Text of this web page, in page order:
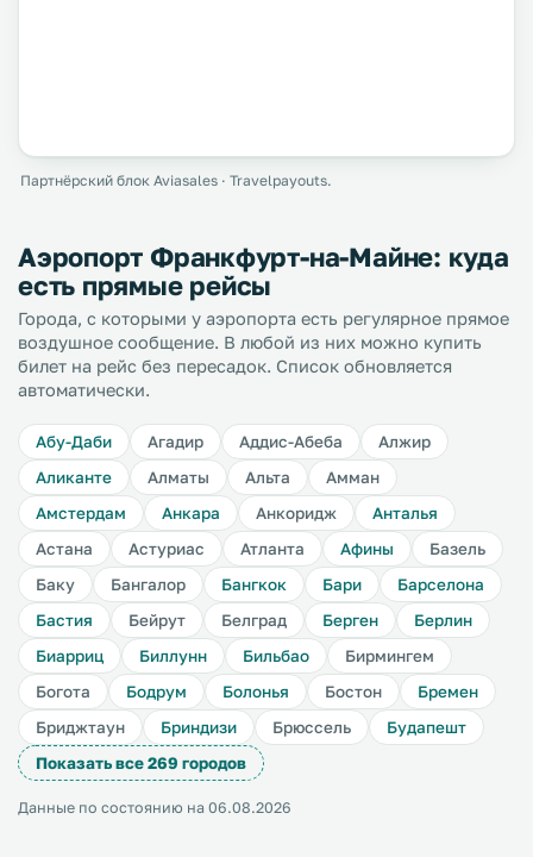
Партнёрский блок Aviasales · Travelpayouts.
Аэропорт Франкфурт-на-Майне: куда
есть прямые рейсы
Города, с которыми у аэропорта есть регулярное прямое
воздушное сообщение. В любой из них можно купить
билет на рейс без пересадок. Список обновляется
автоматически.
Абу-Даби Агадир Аддис-Абеба
Алжир
Аликанте
Алматы Альта
Амман
Амстердам
Анкара Анкоридж
Анталья
Астана
Астуриас Атланта Афины
Базель
Баку
Бангалор Бангкок Бари
Барселона
Бастия
Бейрут Белград Берген
Берлин
Биарриц
Биллунн Бильбао
Бирмингем
Богота
Бодрум Болонья Бостон
Бремен
Бриджтаун
Бриндизи Брюссель
Будапешт
Показать все 269 городов
Данные по состоянию на 06.08.2026